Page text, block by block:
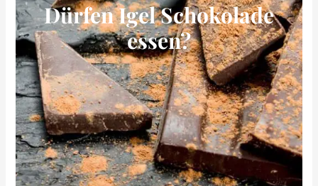
Dürfen Igel Schokolade
essen?